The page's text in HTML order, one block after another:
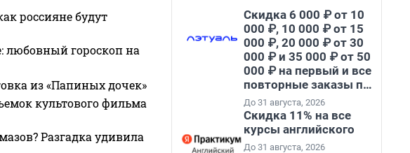
россияне будут
любовный гороскоп на
из «Папиных дочек»
культового фильма
Разгадка удивила
Скидка 6 000 ₽ от 10
000 ₽, 10 000 ₽ от 15
000 ₽, 20 000 ₽ от 30
000 ₽ и 35 000 ₽ от 50
000 ₽ на первый и все
повторные заказы по
промокоду НАБЕРИ
До 31 августа, 2026
Скидка 11% на все
курсы английского
До 31 августа, 2026